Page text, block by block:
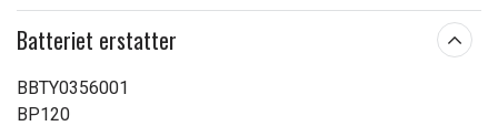
Batteriet erstatter
BBTY0356001
BP120